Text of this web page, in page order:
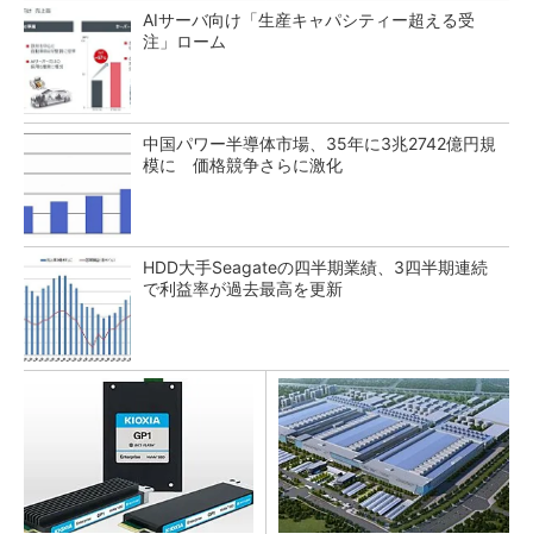
AIサーバ向け「生産キャパシティー超える受
注」ローム
中国パワー半導体市場、35年に3兆2742億円規
模に 価格競争さらに激化
HDD大手Seagateの四半期業績、3四半期連続
で利益率が過去最高を更新